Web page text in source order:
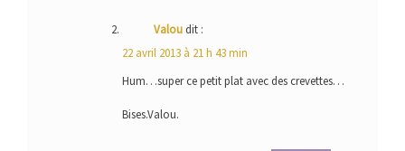
Valou dit :
22 avril 2013 à 21 h 43 min
Hum…super ce petit plat avec des crevettes…
Bises.Valou.